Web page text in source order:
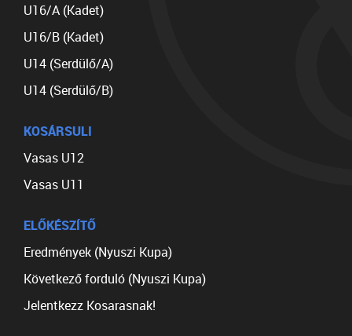
U16/A (Kadet)
U16/B (Kadet)
U14 (Serdülő/A)
U14 (Serdülő/B)
KOSÁRSULI
Vasas U12
Vasas U11
ELŐKÉSZÍTŐ
Eredmények (Nyuszi Kupa)
Következő forduló (Nyuszi Kupa)
Jelentkezz Kosarasnak!